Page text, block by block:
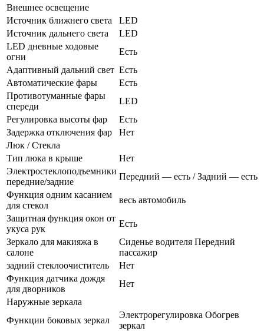
Внешнее освещение
Источник ближнего света
LED
Источник дальнего света
LED
LED дневные ходовые
огни
Есть
Адаптивный дальний свет Есть
Автоматические фары
Есть
Противотуманные фары
спереди
LED
Регулировка высоты фар
Есть
Задержка отключения фар
Нет
Люк / Стекла
Тип люка в крыше
Нет
Электростеклоподъемники
передние/задние
Передний — есть / Задний — есть
Функция одним касанием
для стекол
весь автомобиль
Защитная функция окон от
укуса рук
Есть
Зеркало для макияжа в
салоне
Сиденье водителя Передний
пассажир
задний стеклоочиститель
Нет
Функция датчика дождя
для дворников
Нет
Наружные зеркала
Функции боковых зеркал
Электрорегулировка Обогрев
зеркал